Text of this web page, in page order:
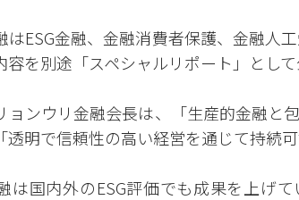
はESG金融、金融消費者保護、金融人
を別途「スペシャルリポート」として
ョンウリ金融会長は、「生産的金融と
透明で信頼性の高い経営を通じて持続
は国内外のESG評価でも成果を上げ